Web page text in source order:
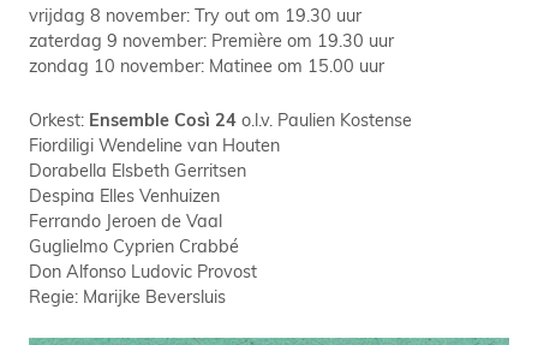
vrijdag 8 november: Try out om 19.30 uur
zaterdag 9 november: Première om 19.30 uur
zondag 10 november: Matinee om 15.00 uur
Orkest: Ensemble Così 24 o.l.v. Paulien Kostense
Fiordiligi Wendeline van Houten
Dorabella Elsbeth Gerritsen
Despina Elles Venhuizen
Ferrando Jeroen de Vaal
Guglielmo Cyprien Crabbé
Don Alfonso Ludovic Provost
Regie: Marijke Beversluis